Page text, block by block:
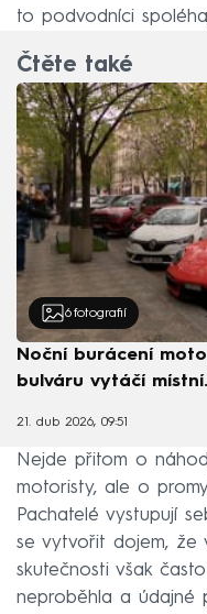
to podvodníci
Čtěte také
6 fotografií
Noční burácení
bulváru vytáčí
21. dub 2026, 09:51
Nejde přitom o
motoristy, ale o
Pachatelé vystupují
se vytvořit dojem, že
skutečnosti však
neproběhla a údajné